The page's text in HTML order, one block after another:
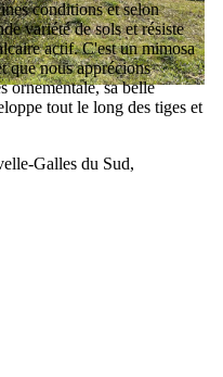
conditions et selon
variété de sols et résiste
actif. C'est un mimosa
que nous apprécions
ornementale, sa belle
tout le long des tiges et
Galles du Sud,